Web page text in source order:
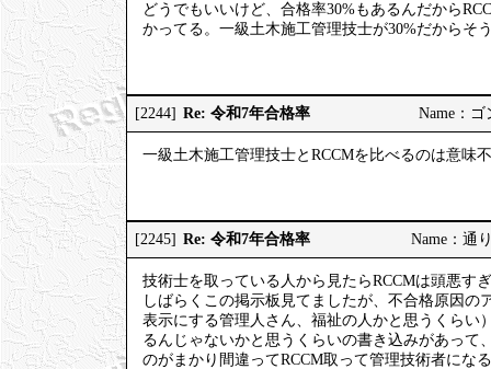
どうでもいいけど、合格率30%もあるんだから
かってる。一級土木施工管理技士が30%だからそ
[2244] Re: 令和7年合格率 Name：
一級土木施工管理技士とRCCMを比べるのは意味
[2245] Re: 令和7年合格率 Name：通
技術士を取っている人から見たらRCCMは頭悪す
しばらくこの掲示板見てましたが、不合格原因
表示にする管理人さん、福祉の人かと思うくら
るんじゃないかと思うくらいの書き込みがあっ
のがまかり間違ってRCCM取って管理技術者にな